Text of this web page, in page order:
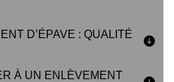
D’ÉPAVE : QUALITÉ
À UN ENLÈVEMENT